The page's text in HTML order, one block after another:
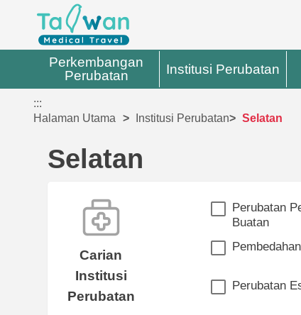
Perkembangan
Perubatan
Institusi Perubatan
:::
Halaman Utama
Institusi Perubatan Selatan
Selatan
Carian
Institusi
Perubatan
Perubatan
Buatan
Perubatan